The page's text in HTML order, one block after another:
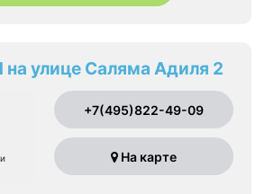
улице Саляма Адиля 2
+7(495)822-49-09
На карте